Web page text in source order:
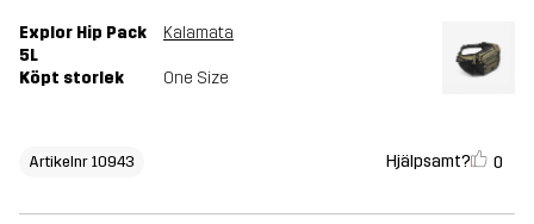
Explor Hip Pack
5L
Kalamata
Köpt storlek One Size
Artikelnr 10943 Hjälpsamt? 0